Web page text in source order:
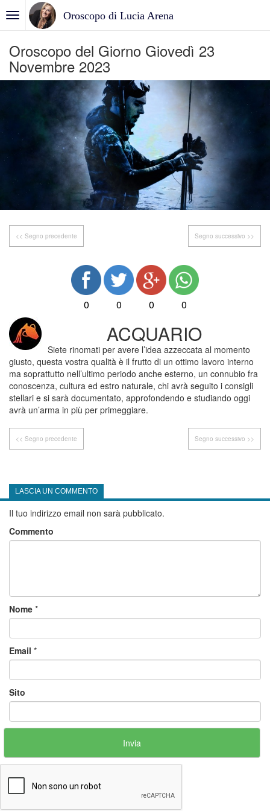
Oroscopo di Lucia Arena
Oroscopo del Giorno Giovedì 23
Novembre 2023
<< Segno precedente Segno successivo >>
0 0 0 0
ACQUARIO
Siete rinomati per avere l’idea azzeccata al momento
giusto, questa vostra qualità è il frutto di un ottimo lavoro interno
ma soprattutto nell’ultimo periodo anche esterno, un connubio fra
conoscenza, cultura ed estro naturale, chi avrà seguito i consigli
stellari e si sarà documentato, approfondendo e studiando oggi
avrà un’arma in più per primeggiare.
<< Segno precedente Segno successivo >>
LASCIA UN COMMENTO
Il tuo indirizzo email non sarà pubblicato.
Commento
Nome *
Email *
Sito